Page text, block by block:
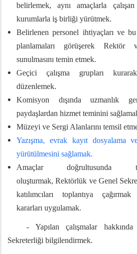
belirlemek, aynı amaçlarla
kurumlarla iş birliği yürütmek.
Belirlenen personel ihtiyaçları ve
planlamaları görüşerek Rektör
sunulmasını temin etmek.
Geçici çalışma grupları
düzenlemek.
Komisyon dışında uzmanlık
paydaşlardan hizmet teminini
Müzeyi ve Sergi Alanlarını temsil
Yazışma, evrak kayıt dosyalama
yürütülmesini sağlamak.
Amaçlar doğrultusunda
oluşturmak, Rektörlük ve Genel
katılımcıları toplantıya
kararları uygulamak.
- Yapılan çalışmalar
Sekreterliği bilgilendirmek.